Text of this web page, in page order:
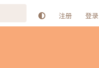
注册 登录